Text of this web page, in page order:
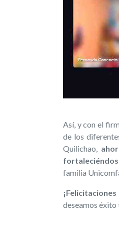
Así, y con el
de los
Quilichao,
familia
deseamos éxito